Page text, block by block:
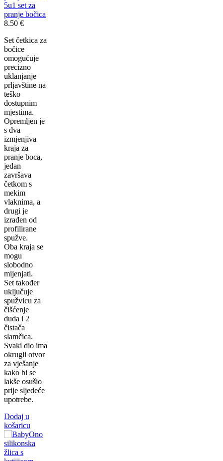
5u1 set za
pranje bočica
8.50 €
Set četkica za
bočice
omogućuje
precizno
uklanjanje
prljavštine na
teško
dostupnim
mjestima.
Opremljen je
s dva
izmjenjiva
kraja za
pranje boca,
jedan
završava
četkom s
mekim
vlaknima, a
drugi je
izrađen od
profilirane
spužve.
Oba kraja se
mogu
slobodno
mijenjati.
Set također
uključuje
spužvicu za
čišćenje
duda i 2
čistača
slamčica.
Svaki dio ima
okrugli otvor
za vješanje
kako bi se
lakše osušio
prije sljedeće
upotrebe.
Dodaj u
košaricu